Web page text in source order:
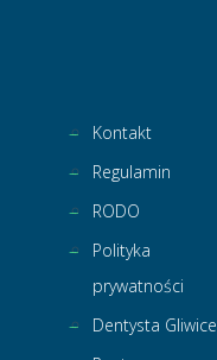
Kontakt
Regulamin
RODO
Polityka
prywatności
Dentysta Gliwice